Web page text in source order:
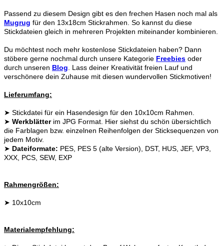
Passend zu diesem Design gibt es den frechen Hasen noch mal als
Mugrug für den 13x18cm Stickrahmen. So kannst du diese
Stickdateien gleich in mehreren Projekten miteinander kombinieren.
Du möchtest noch mehr kostenlose Stickdateien haben? Dann
stöbere gerne nochmal durch unsere Kategorie Freebies oder
durch unseren Blog . Lass deiner Kreativität freien Lauf und
verschönere dein Zuhause mit diesen wundervollen Stickmotiven!
Lieferumfang:
➤ Stickdatei für ein Hasendesign für den 10x10cm Rahmen.
➤ Werkblätterim JPG Format. Hier siehst du schön übersichtlich
die Farblagen bzw. einzelnen Reihenfolgen der Sticksequenzen von
jedem Motiv.
➤ Dateiformate: PES, PES 5 (alte Version), DST, HUS, JEF, VP3,
XXX, PCS, SEW, EXP
Rahmengrößen:
➤ 10x10cm
Materialempfehlung: